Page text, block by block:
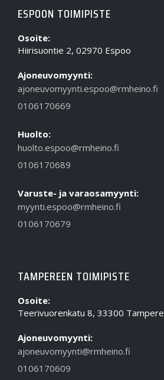
ESPOON TOIMIPISTE
Osoite:
Hiirisuontie 2, 02970 Espoo
Ajoneuvomyynti:
ajoneuvomyynti.espoo@rmheino.fi
0106170669
Huolto:
huolto.espoo@rmheino.fi
0106170689
Varuste- ja varaosamyynti:
myynti.espoo@rmheino.fi
0106170679
TAMPEREEN TOIMIPISTE
Osoite:
Teerivuorenkatu 8, 33300 Tampere
Ajoneuvomyynti:
ajoneuvomyynti@rmheino.fi
0106170609